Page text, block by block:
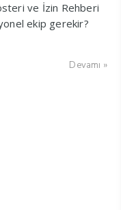
ve İzin Rehberi
ekip gerekir?
Devamı »